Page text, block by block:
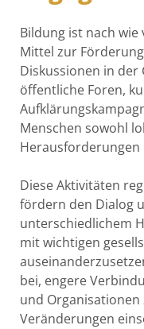
Bildung ist nach
Mittel zur
Diskussionen in der
öffentliche Foren,
Menschen sowohl
Herausforderungen
Diese Aktivitäten
fördern den Dialog
unterschiedlichem
mit wichtigen
bei, engere
und
Veränderungen